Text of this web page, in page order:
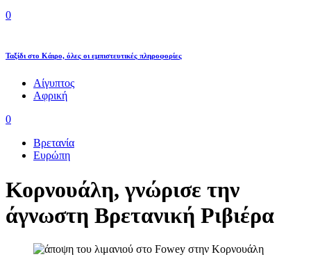
0
Ταξίδι στο Κάιρο, όλες οι εμπιστευτικές πληροφορίες
Αίγυπτος
Αφρική
0
Βρετανία
Ευρώπη
Κορνουάλη, γνώρισε την
άγνωστη Βρετανική Ριβιέρα